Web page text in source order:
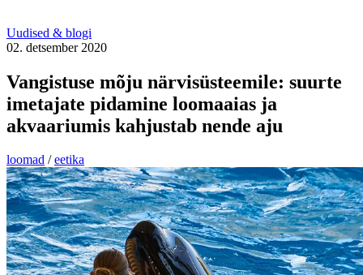
Uudised & blogi
02. detsember 2020
Vangistuse mõju närvisüsteemile: suurte
imetajate pidamine loomaaias ja
akvaariumis kahjustab nende aju
loomad / eetika